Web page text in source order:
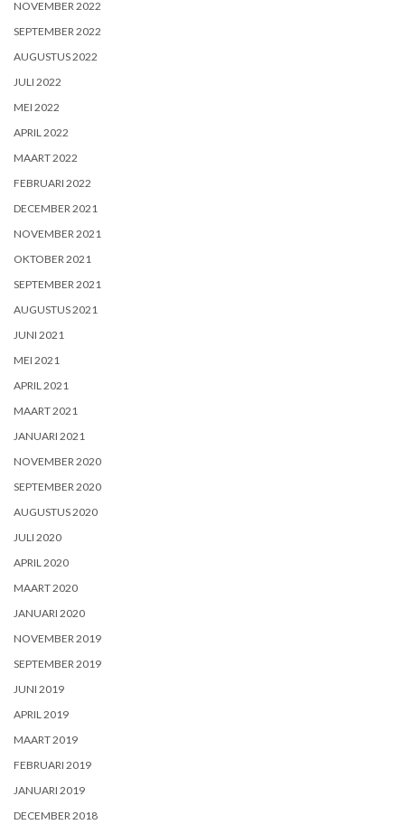
NOVEMBER 2022
SEPTEMBER 2022
AUGUSTUS 2022
JULI 2022
MEI 2022
APRIL 2022
MAART 2022
FEBRUARI 2022
DECEMBER 2021
NOVEMBER 2021
OKTOBER 2021
SEPTEMBER 2021
AUGUSTUS 2021
JUNI 2021
MEI 2021
APRIL 2021
MAART 2021
JANUARI 2021
NOVEMBER 2020
SEPTEMBER 2020
AUGUSTUS 2020
JULI 2020
APRIL 2020
MAART 2020
JANUARI 2020
NOVEMBER 2019
SEPTEMBER 2019
JUNI 2019
APRIL 2019
MAART 2019
FEBRUARI 2019
JANUARI 2019
DECEMBER 2018